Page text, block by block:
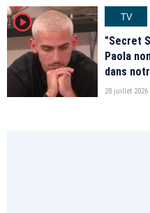
player2
TV
"Secret
Paola
dans
28 juillet 2026